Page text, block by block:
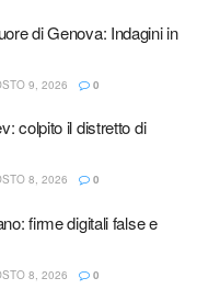
di Genova: Indagini in
9, 2026 0
colpito il distretto di
8, 2026 0
firme digitali false e
8, 2026 0